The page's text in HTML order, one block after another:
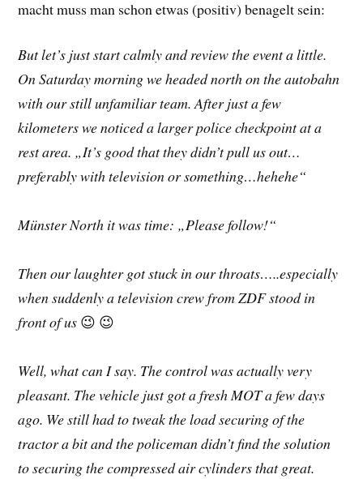
macht muss man schon etwas (positiv) benagelt sein:
But let’s just start calmly and review the event a little.
On Saturday morning we headed north on the autobahn
with our still unfamiliar team. After just a few
kilometers we noticed a larger police checkpoint at a
rest area. „It’s good that they didn’t pull us out…
preferably with television or something…hehehe“
Münster North it was time: „Please follow!“
Then our laughter got stuck in our throats…..especially
when suddenly a television crew from ZDF stood in
front of us 😉 😉
Well, what can I say. The control was actually very
pleasant. The vehicle just got a fresh MOT a few days
ago. We still had to tweak the load securing of the
tractor a bit and the policeman didn’t find the solution
to securing the compressed air cylinders that great.